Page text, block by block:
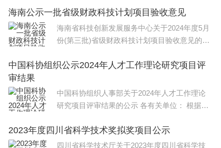
海南公示一批省级财政科技计划项目验收意见
海南省科技创新发展服务中心关于2024年度5月
份(第三批)省级财政科技计划项目验收意见的公
中国科协组织公示2024年人才工作理论研究项目评
审结果
中国科协组织人事部关于2024年人才工作理论
研究项目评审结果的公示 各有关单位： 根据
2023年度四川省科学技术奖拟奖项目公示
四川省科学技术厅关于2023年度四川省科学技